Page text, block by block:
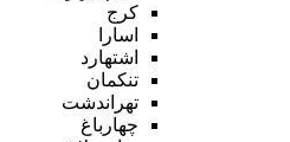
کرج
اسارا
اشتهارد
تنکمان
تهراندشت
چهارباغ